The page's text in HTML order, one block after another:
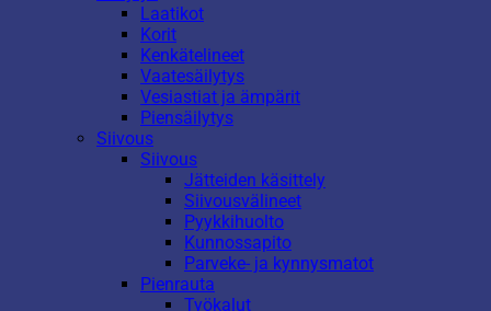
Laatikot
Korit
Kenkätelineet
Vaatesäilytys
Vesiastiat ja ämpärit
Piensäilytys
Siivous
Siivous
Jätteiden käsittely
Siivousvälineet
Pyykkihuolto
Kunnossapito
Parveke- ja kynnysmatot
Pienrauta
Työkalut